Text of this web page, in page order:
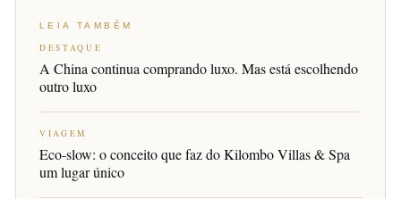
LEIA TAMBÉM
DESTAQUE
A China continua comprando luxo. Mas está escolhendo
outro luxo
VIAGEM
Eco-slow: o conceito que faz do Kilombo Villas & Spa
um lugar único